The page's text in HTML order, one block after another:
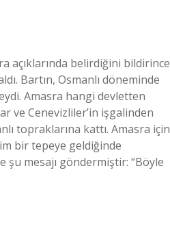
açıklarında belirdiğini bildirince
Bartın, Osmanlı döneminde
Amasra hangi devletten
ve Cenevizliler’in işgalinden
topraklarına kattı. Amasra için
bir tepeye geldiğinde
şu mesajı göndermiştir: “Böyle